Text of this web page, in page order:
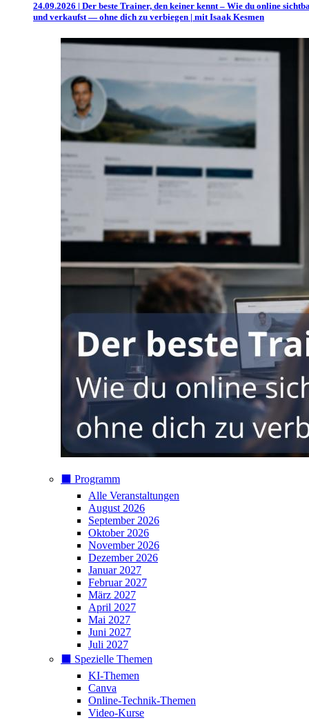
24.09.2026 | Der beste Trainer, den keiner kennt – Wie du online
und verkaufst — ohne dich zu verbiegen | mit Isaak Kesmen
⬛️ Programm
Alle Veranstaltungen
August 2026
September 2026
Oktober 2026
November 2026
Dezember 2026
Januar 2027
Februar 2027
März 2027
April 2027
Mai 2027
Juni 2027
Juli 2027
⬛️ Spezielle Themen
KI-Themen
Canva
Online-Technik-Themen
Video-Kurse